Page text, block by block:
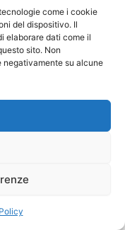
come i cookie
del dispositivo. Il
elaborare dati come il
sito. Non
negativamente su alcune
Montessori e